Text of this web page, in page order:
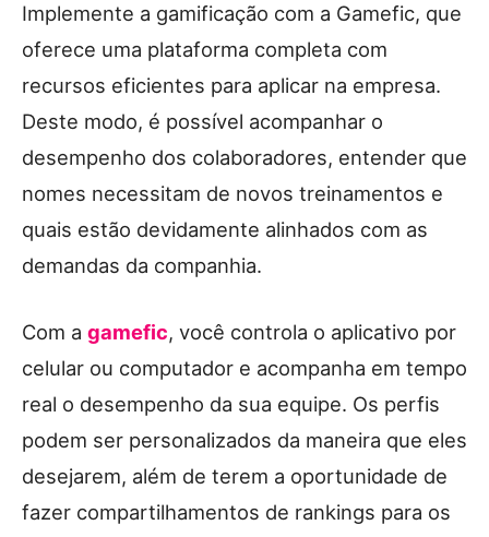
Implemente a gamificação com a Gamefic, que
oferece uma plataforma completa com
recursos eficientes para aplicar na empresa.
Deste modo, é possível acompanhar o
desempenho dos colaboradores, entender que
nomes necessitam de novos treinamentos e
quais estão devidamente alinhados com as
demandas da companhia.
Com a gamefic, você controla o aplicativo por
celular ou computador e acompanha em tempo
real o desempenho da sua equipe. Os perfis
podem ser personalizados da maneira que eles
desejarem, além de terem a oportunidade de
fazer compartilhamentos de rankings para os